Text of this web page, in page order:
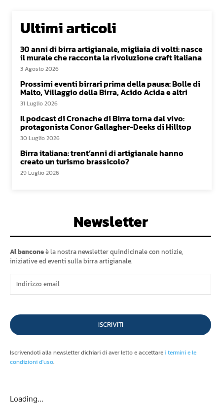
Ultimi articoli
30 anni di birra artigianale, migliaia di volti: nasce
il murale che racconta la rivoluzione craft italiana
3 Agosto 2026
Prossimi eventi birrari prima della pausa: Bolle di
Malto, Villaggio della Birra, Acido Acida e altri
31 Luglio 2026
Il podcast di Cronache di Birra torna dal vivo:
protagonista Conor Gallagher-Deeks di Hilltop
30 Luglio 2026
Birra italiana: trent’anni di artigianale hanno
creato un turismo brassicolo?
29 Luglio 2026
Newsletter
Al banconeè la nostra newsletter quindicinale con notizie,
iniziative ed eventi sulla birra artigianale.
ISCRIVITI
Iscrivendoti alla newsletter dichiari di aver letto e accettarei termini e le
condizioni d'uso.
Loading...